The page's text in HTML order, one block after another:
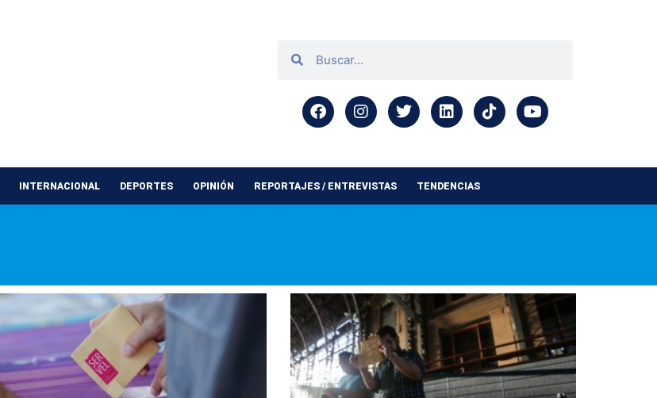
INTERNACIONAL DEPORTES OPINIÓN REPORTAJES / ENTREVISTAS TENDENCIAS